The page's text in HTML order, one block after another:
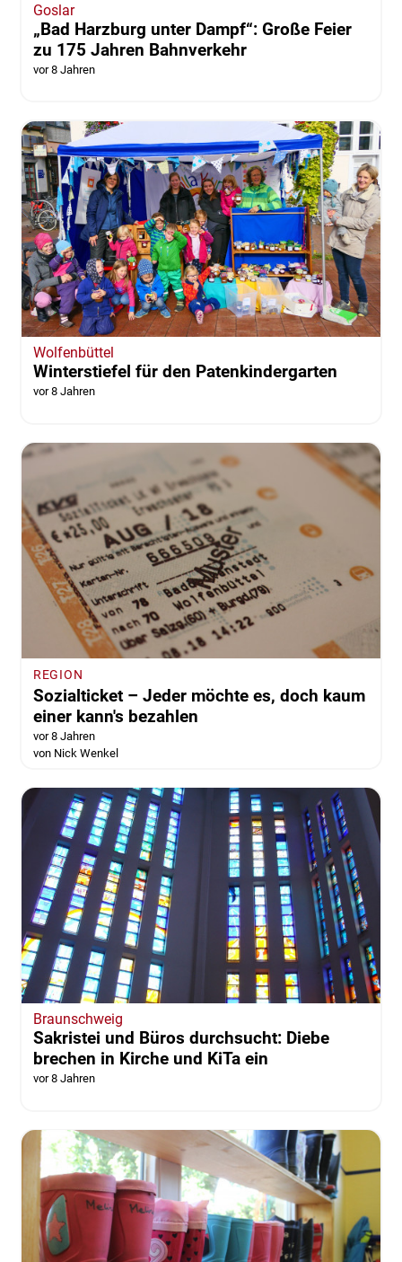
Goslar
„Bad Harzburg unter Dampf“: Große Feier
zu 175 Jahren Bahnverkehr
vor 8 Jahren
Wolfenbüttel
Winterstiefel für den Patenkindergarten
vor 8 Jahren
REGION
Sozialticket – Jeder möchte es, doch kaum
einer kann's bezahlen
vor 8 Jahren
von Nick Wenkel
Braunschweig
Sakristei und Büros durchsucht: Diebe
brechen in Kirche und KiTa ein
vor 8 Jahren